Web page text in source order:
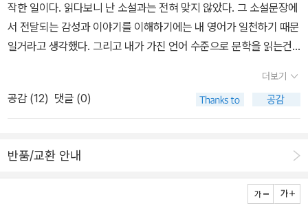
작한 일이다. 읽다보니 난 소설과는 전혀 맞지 않았다. 그 소설문장에
서 전달되는 감성과 이야기를 이해하기에는 내 영어가 일천하기 때문
일거라고 생각했다. 그리고 내가 가진 언어 수준으로 문학을 읽는건
기는 하지만. 아무튼 그래서 난 뒤로 건조한 책들을 읽기 시작했다. 경
제,역사 책들을 읽는건 그런 이유다. 그래서 혹시 문학책은 읽고 싶지
않지만 읽을만한 책을 찾는 이들을 위해 내가 읽었던 책 중에 골라봤
인이 좋아하는(?) 작가인 탓인지 번역서도 잘 되어 있는 편. 그의 책
은 역사나 사회 이야기를 하고 있어 (소설에 비하면) 편안하게 읽을
더보기
공감 (12) 댓글 (0)
반품/교환 안내